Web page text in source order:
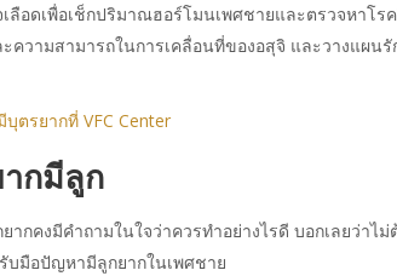
ลือดเพื่อเช็กปริมาณฮอร์โมนเพศชายและตรวจหาโร
ความสามารถในการเคลื่อนที่ของอสุจิ และวางแผนรั
ตรยากที่ VFC Center
กมีลูก
คงมีคำถามในใจว่าควรทำอย่างไรดี บอกเลยว่าไม่
บมือปัญหามีลูกยากในเพศชาย